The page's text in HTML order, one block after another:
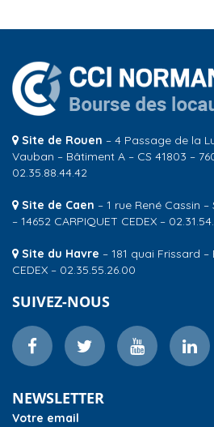
Site de Rouen – 4 Passage de la
Vauban – Bâtiment A – CS 41803 –
02.35.88.44.42
Site de Caen – 1 rue René Cassin
– 14652 CARPIQUET CEDEX –
Site du Havre – 181 quai Frissard –
CEDEX – 02.35.55.26.00
SUIVEZ-NOUS
NEWSLETTER
Votre email